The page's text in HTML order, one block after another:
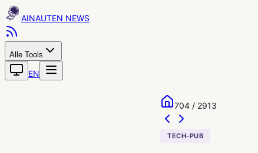
AINAUTEN
Alle Tools
EN
704 / 2913
TECH-PUB